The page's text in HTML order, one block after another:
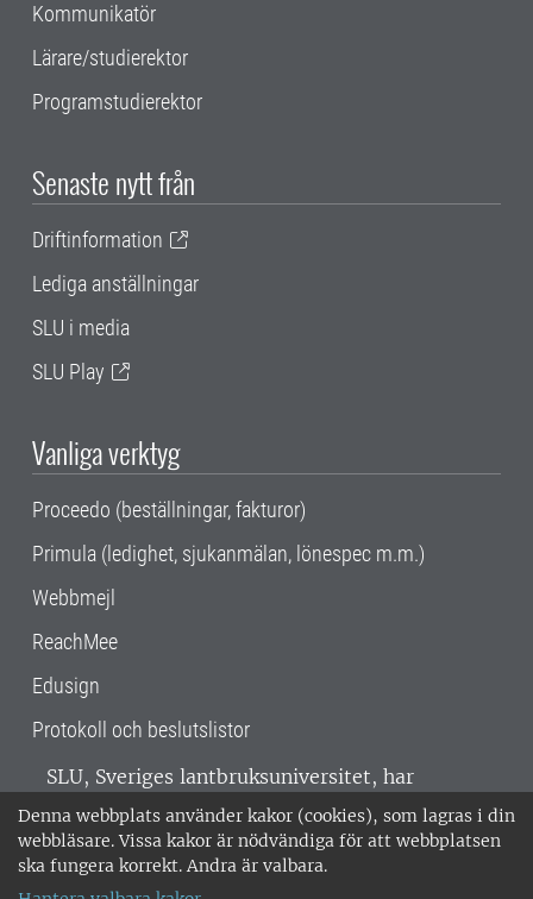
Denna webbplats använder kakor (cookies), som lagras i din
webbläsare. Vissa kakor är nödvändiga för att webbplatsen
ska fungera korrekt. Andra är valbara.
Kommunikatör
Lärare/studierektor
Programstudierektor
Senaste nytt från
Driftinformation
Lediga anställningar
SLU i media
SLU Play
Vanliga verktyg
Proceedo (beställningar, fakturor)
Primula (ledighet, sjukanmälan, lönespec m.m.)
Webbmejl
ReachMee
Edusign
Protokoll och beslutslistor
SLU, Sveriges lantbruksuniversitet, har
verksamhet över hela Sverige. Huvudorter är
Alnarp, Uppsala och Umeå.SLU är
miljöcertifierat enligt ISO 14001. •
018-67 10 00 • Org nr: 202100-2817 •